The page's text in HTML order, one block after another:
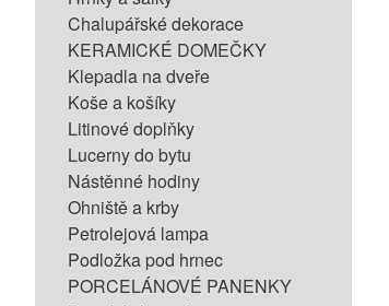
Chalupářské dekorace
KERAMICKÉ DOMEČKY
Klepadla na dveře
Koše a košíky
Litinové doplňky
Lucerny do bytu
Nástěnné hodiny
Ohniště a krby
Petrolejová lampa
Podložka pod hrnec
PORCELÁNOVÉ PANENKY